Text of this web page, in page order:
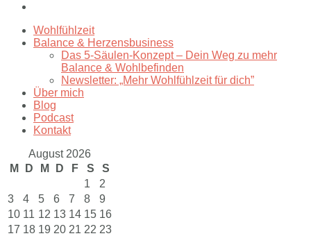
Wohlfühlzeit
Balance & Herzensbusiness
Das 5-Säulen-Konzept – Dein Weg zu mehr
Balance & Wohlbefinden
Newsletter: „Mehr Wohlfühlzeit für dich”
Über mich
Blog
Podcast
Kontakt
August 2026
M
D M D F S
S
1
2
3
4 5 6 7 8
9
10 11 12 13 14 15 16
17 18 19 20 21 22 23